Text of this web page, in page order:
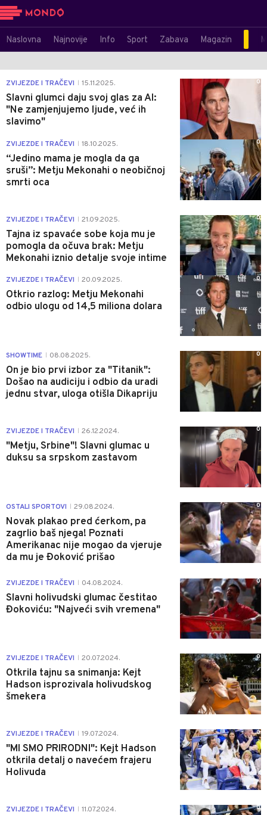
Naslovna Najnovije Info Sport Zabava Magazin
ZVIJEZDE I TRAČEVI 15.11.2025.
Slavni glumci daju svoj glas za AI:
"Ne zamjenjujemo ljude, već ih
slavimo"
0
ZVIJEZDE I TRAČEVI 18.10.2025.
“Jedino mama je mogla da ga
sruši”: Metju Mekonahi o neobičnoj
smrti oca
0
ZVIJEZDE I TRAČEVI 21.09.2025.
Tajna iz spavaće sobe koja mu je
pomogla da očuva brak: Metju
Mekonahi iznio detalje svoje intime
0
ZVIJEZDE I TRAČEVI 20.09.2025.
Otkrio razlog: Metju Mekonahi
odbio ulogu od 14,5 miliona dolara
0
SHOWTIME 08.08.2025.
On je bio prvi izbor za "Titanik":
Došao na audiciju i odbio da uradi
jednu stvar, uloga otišla Dikapriju
0
ZVIJEZDE I TRAČEVI 26.12.2024.
"Metju, Srbine"! Slavni glumac u
duksu sa srpskom zastavom
0
OSTALI SPORTOVI 29.08.2024.
Novak plakao pred ćerkom, pa
zagrlio baš njega! Poznati
Amerikanac nije mogao da vjeruje
da mu je Đoković prišao
0
ZVIJEZDE I TRAČEVI 04.08.2024.
Slavni holivudski glumac čestitao
Đokoviću: "Najveći svih vremena"
0
ZVIJEZDE I TRAČEVI 20.07.2024.
Otkrila tajnu sa snimanja: Kejt
Hadson isprozivala holivudskog
šmekera
0
ZVIJEZDE I TRAČEVI 19.07.2024.
"MI SMO PRIRODNI": Kejt Hadson
otkrila detalj o navećem frajeru
Holivuda
0
ZVIJEZDE I TRAČEVI 11.07.2024. 0